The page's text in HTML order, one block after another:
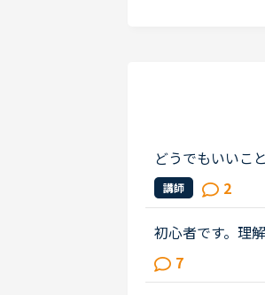
どうでもいいこ
問です。Daniel
u were doing.
講師 2
初心者です。理
out Gabriella's
weekend.James
7